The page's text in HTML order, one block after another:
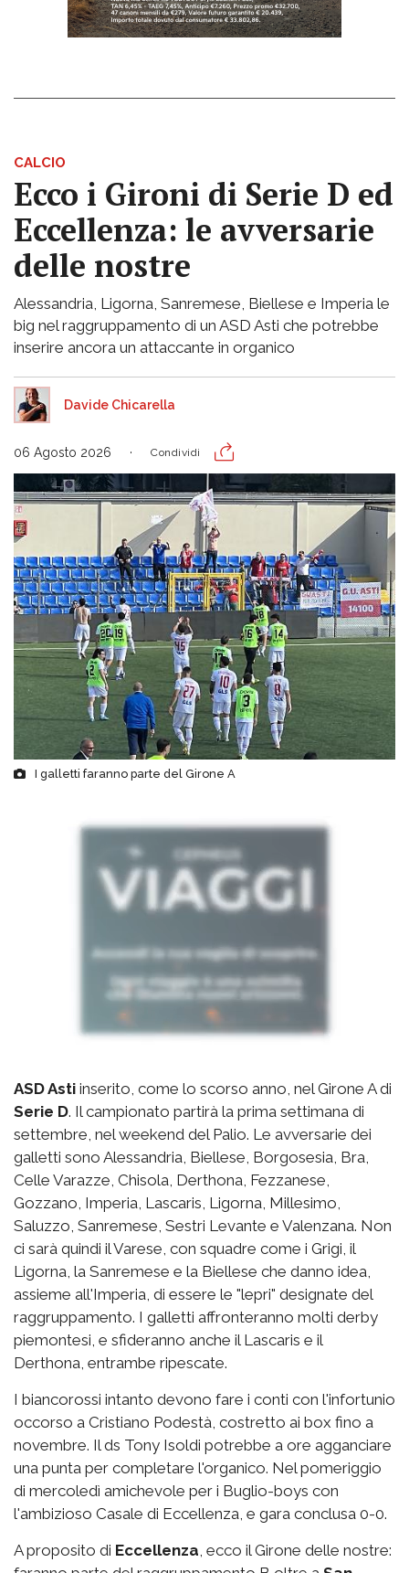
CALCIO
Ecco i Gironi di Serie D ed
Eccellenza: le avversarie
delle nostre
Alessandria, Ligorna, Sanremese, Biellese e Imperia le
big nel raggruppamento di un ASD Asti che potrebbe
inserire ancora un attaccante in organico
Davide Chicarella
06 Agosto 2026 Condividi
I galletti faranno parte del Girone A
ASD Asti inserito, come lo scorso anno, nel Girone A di
Serie D. Il campionato partirà la prima settimana di
settembre, nel weekend del Palio. Le avversarie dei
galletti sono Alessandria, Biellese, Borgosesia, Bra,
Celle Varazze, Chisola, Derthona, Fezzanese,
Gozzano, Imperia, Lascaris, Ligorna, Millesimo,
Saluzzo, Sanremese, Sestri Levante e Valenzana. Non
ci sarà quindi il Varese, con squadre come i Grigi, il
Ligorna, la Sanremese e la Biellese che danno idea,
assieme all'Imperia, di essere le "lepri" designate del
raggruppamento. I galletti affronteranno molti derby
piemontesi, e sfideranno anche il Lascaris e il
Derthona, entrambe ripescate.
I biancorossi intanto devono fare i conti con l'infortunio
occorso a Cristiano Podestà, costretto ai box fino a
novembre. Il ds Tony Isoldi potrebbe a ore agganciare
una punta per completare l'organico. Nel pomeriggio
di mercoledì amichevole per i Buglio-boys con
l'ambizioso Casale di Eccellenza, e gara conclusa 0-0.
A proposito di Eccellenza, ecco il Girone delle nostre: